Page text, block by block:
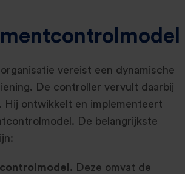
vereist een dynamische
De controller vervult daarbij
Hij ontwikkelt en implementeert
De belangrijkste
Deze omvat de